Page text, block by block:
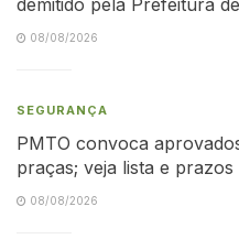
08/08/2026
SEGURANÇA
PMTO convoca
praças; veja lista e prazos
08/08/2026